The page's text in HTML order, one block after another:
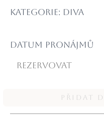
kategorie: diva
Datum pronájmů
PŘIDAT